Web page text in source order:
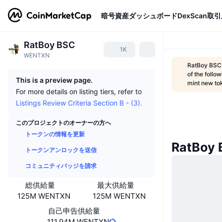
暗号資産ダッシュボードDexScan取
RatBoy BSC
WENTXN
1K
This is a preview page.
For more details on listing tiers, refer to
Listings Review Criteria Section B - (3).
このプロジェクトのオーナーの方へ
トークンの情報を更新
トークンアンロックを送信
コミュニティバッジを請求
総供給量
125M WENTXN
最大供給量
125M WENTXN
自己申告供給量
RatBoy
of the
mint new
RatBoy